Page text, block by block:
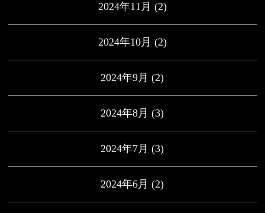
2024年11月 (2)
2024年10月 (2)
2024年9月 (2)
2024年8月 (3)
2024年7月 (3)
2024年6月 (2)